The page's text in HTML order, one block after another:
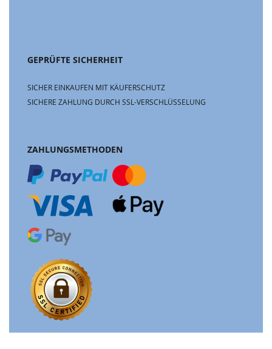
GEPRÜFTE SICHERHEIT
SICHER EINKAUFEN MIT KÄUFERSCHUTZ
SICHERE ZAHLUNG DURCH SSL-VERSCHLÜSSELUNG
ZAHLUNGSMETHODEN